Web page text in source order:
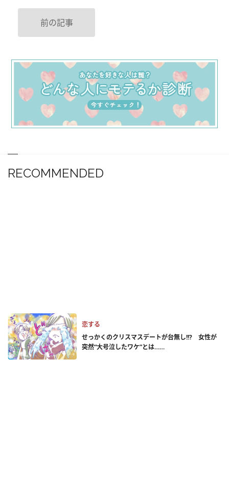
前の記事
RECOMMENDED
恋する
せっかくのクリスマスデートが台無し!!? 女性が
突然“大号泣したワケ”とは……